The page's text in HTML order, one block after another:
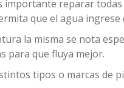
importante reparar
que el agua ingrese
la misma se nota
para que fluya mejor.
tipos o marcas de